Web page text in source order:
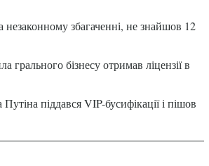
збагаченні, не знайшов 12
грального бізнесу отримав ліцензії в
піддався VIP-бусифікації і пішов